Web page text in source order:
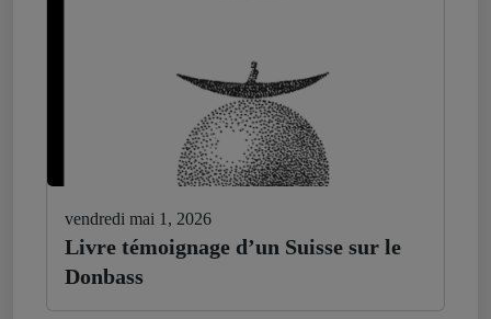
vendredi mai 1, 2026
Livre témoignage d’un Suisse sur le
Donbass